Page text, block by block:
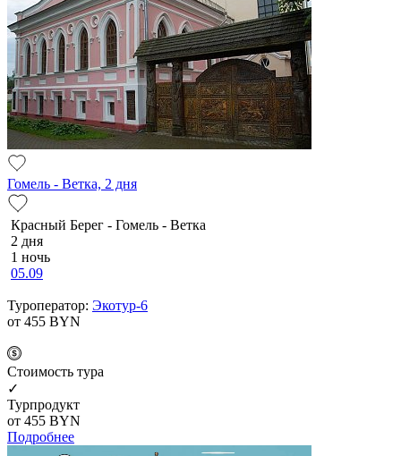
Гомель - Ветка, 2 дня
Красный Берег - Гомель - Ветка
2 дня
1 ночь
05.09
Туроператор: Экотур-6
от 455 BYN
Cтоимость тура
✓
Турпродукт
от 455 BYN
Подробнее